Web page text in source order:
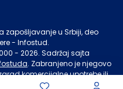
zapošljavanje u Srbiji, deo
- Infostud.
- 2026. Sadržaj sajta
. Zabranjeno je njegovo
komercijalne upotrebe ili
sajta.